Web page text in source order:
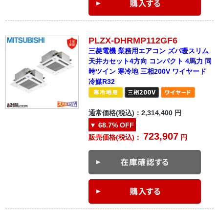
PLZX-DHRMP112GF6
三菱電機 業務用エアコン ズバ暖スリム
天井カセット4方向 コンパクト 4馬力 同
時ツイン 寒冷地 三相200V ワイヤード
冷媒R32
通常価格(税込)：2,314,400 円
▼ 68.7% OFF
販売価格(税込)： 723,907 円